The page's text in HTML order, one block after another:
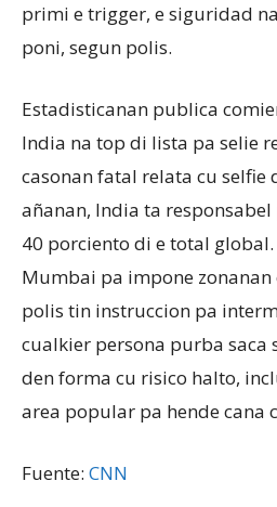
primi e trigger, e siguridad
poni, segun polis.
Estadisticanan publica
India na top di lista pa selie
casonan fatal relata cu selfie
añanan, India ta responsabel
40 porciento di e total
Mumbai pa impone zonanan
polis tin instruccion pa
cualkier persona purba saca
den forma cu risico halto,
area popular pa hende cana
Fuente: CNN